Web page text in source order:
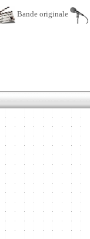
Bande originale